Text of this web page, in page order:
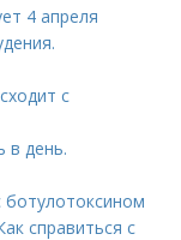
4 апреля
с
в день.
ботулотоксином
справиться с